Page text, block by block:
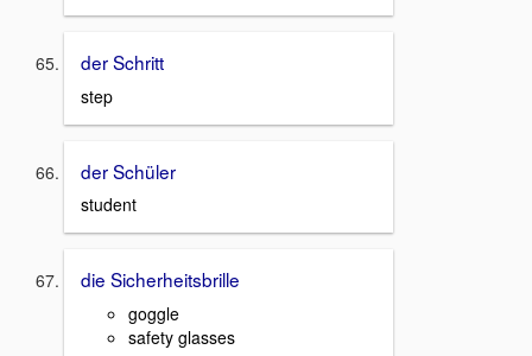
der Schritt
step
der Schüler
student
die Sicherheitsbrille
goggle
safety glasses